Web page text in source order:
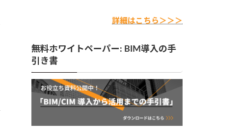
詳細はこちら＞＞＞
無料ホワイトペーパー: BIM導入の手
引き書